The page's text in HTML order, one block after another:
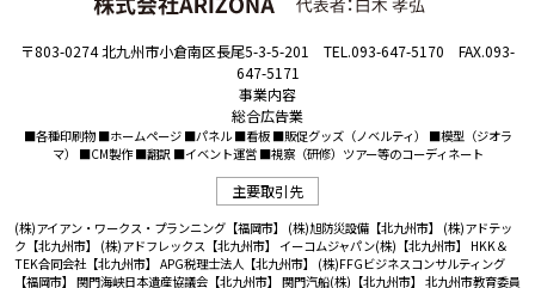
〒803-0274 北九州市小倉南区長尾5-3-5-201 TEL.093-647-5170 FAX.093-
647-5171
事業内容
総合広告業
■各種印刷物 ■ホームページ ■パネル ■看板 ■販促グッズ（ノベルティ） ■模型（ジオラ
マ） ■CM製作 ■翻訳 ■イベント運営 ■視察（研修）ツアー等のコーディネート
主要取引先
(株)アイアン・ワークス・プランニング【福岡市】 (株)旭防災設備【北九州市】 (株)アドテッ
ク【北九州市】 (株)アドフレックス【北九州市】 イーコムジャパン(株)【北九州市】 HKK＆
TEK合同会社【北九州市】 APG税理士法人【北九州市】 (株)FFGビジネスコンサルティング
【福岡市】 関門海峡日本遺産協議会【北九州市】 関門汽船(株)【北九州市】 北九州市教育委員